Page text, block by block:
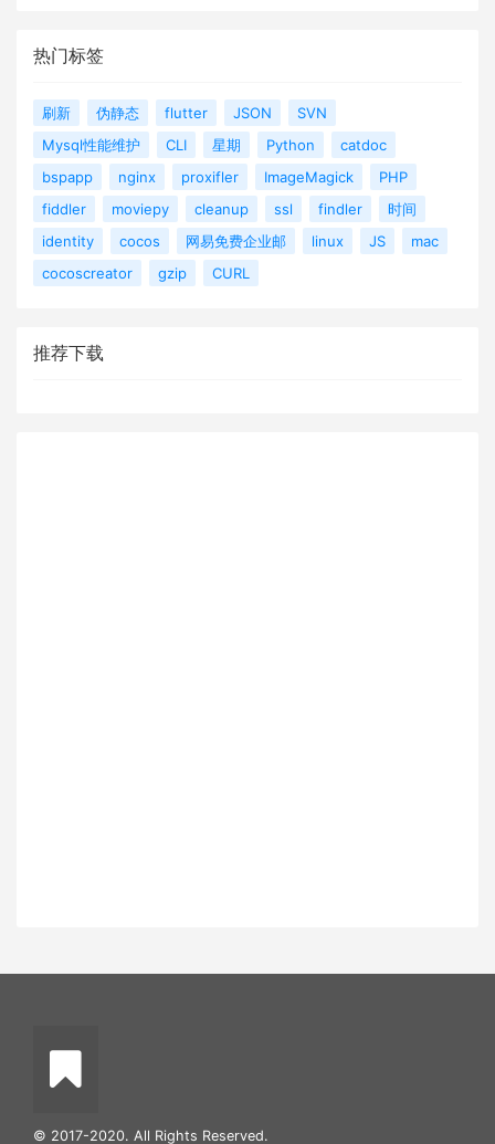
热门标签
刷新 伪静态 flutter JSON
SVN
Mysql性能维护
CLI 星期 Python
catdoc
bspapp
nginx proxifler ImageMagick
PHP
fiddler
moviepy cleanup ssl findler
时间
identity
cocos 网易免费企业邮 linux JS
mac
cocoscreator
gzip CURL
推荐下载
© 2017-2020. All Rights Reserved.